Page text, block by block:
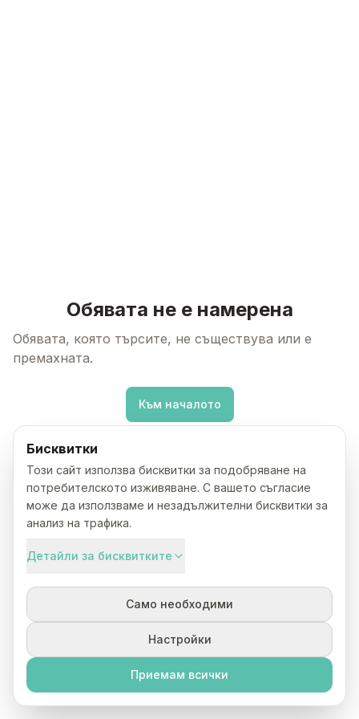
Обявата не е намерена
Обявата, която търсите, не съществува или е
премахната.
Към началото
Бисквитки
Този сайт използва бисквитки за подобряване на
потребителското изживяване. С вашето съгласие
може да използваме и незадължителни бисквитки за
анализ на трафика.
Детайли за бисквитките
Само необходими
Настройки
Приемам всички